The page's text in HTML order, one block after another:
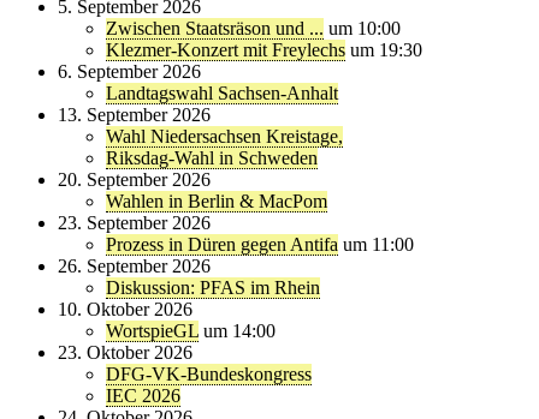
5. September 2026
Zwischen Staatsräson und ... um 10:00
Klezmer-Konzert mit Freylechs um 19:30
6. September 2026
Landtagswahl Sachsen-Anhalt
13. September 2026
Wahl Niedersachsen Kreistage,
Riksdag-Wahl in Schweden
20. September 2026
Wahlen in Berlin & MacPom
23. September 2026
Prozess in Düren gegen Antifa um 11:00
26. September 2026
Diskussion: PFAS im Rhein
10. Oktober 2026
WortspieGL um 14:00
23. Oktober 2026
DFG-VK-Bundeskongress
IEC 2026